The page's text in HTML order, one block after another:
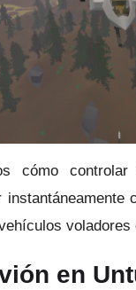
cómo
voladores
en